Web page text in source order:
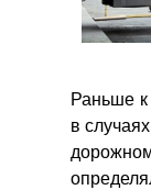
Раньше к
в